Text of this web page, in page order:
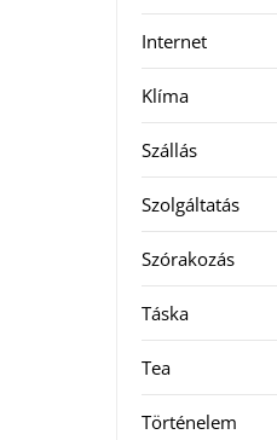
Internet
Klíma
Szállás
Szolgáltatás
Szórakozás
Táska
Tea
Történelem